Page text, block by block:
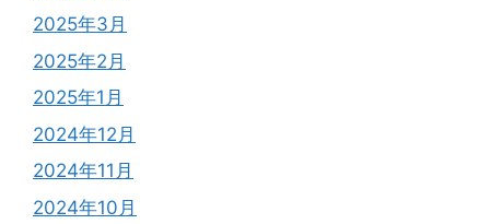
2025年3月
2025年2月
2025年1月
2024年12月
2024年11月
2024年10月